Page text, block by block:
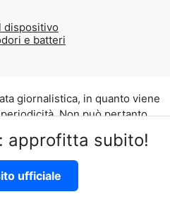
approfitta subito!
ufficiale
dispositivo
e batteri
giornalistica, in quanto viene
Non può pertanto
ai sensi della legge n. 62
Romana snc, 90010 Lascari
07262700821
Privacy Policy